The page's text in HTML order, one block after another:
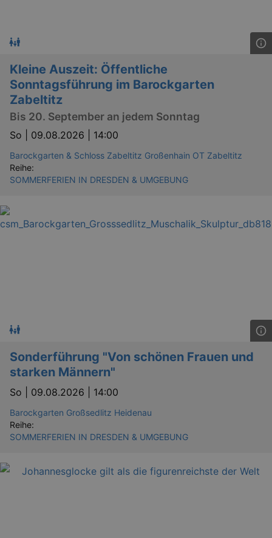
Kleine Auszeit: Öffentliche
Sonntagsführung im Barockgarten
Zabeltitz
Bis 20. September an jedem Sonntag
So | 09.08.2026 | 14:00
Barockgarten & Schloss Zabeltitz Großenhain OT Zabeltitz
Reihe:
SOMMERFERIEN IN DRESDEN & UMGEBUNG
Sonderführung "Von schönen Frauen und
starken Männern"
So | 09.08.2026 | 14:00
Barockgarten Großsedlitz Heidenau
Reihe:
SOMMERFERIEN IN DRESDEN & UMGEBUNG
VISITOR_INFO1_LIVE
.youtube.com
YSC
Google LLC
staging.kulturkalender-
dresden.de
4